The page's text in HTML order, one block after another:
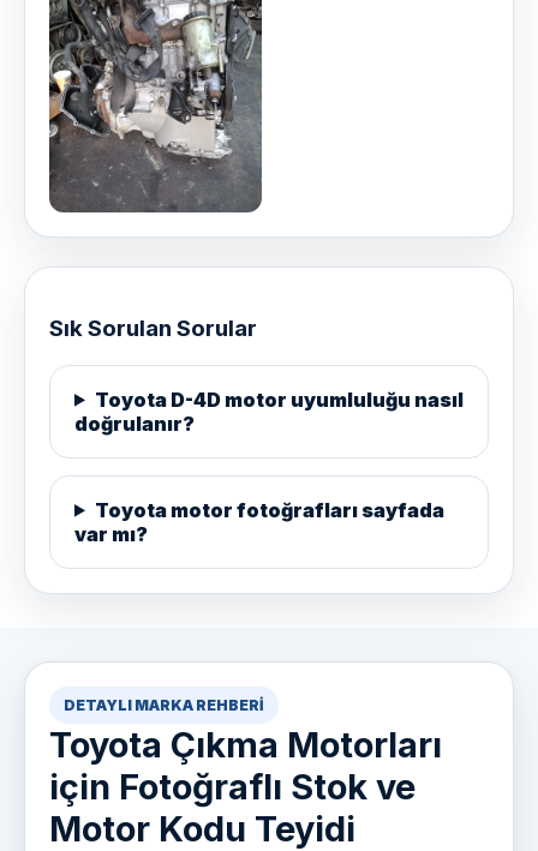
Sık Sorulan Sorular
Toyota D-4D motor uyumluluğu nasıl
doğrulanır?
Toyota motor fotoğrafları sayfada
var mı?
DETAYLI MARKA REHBERI
Toyota Çıkma Motorları
için Fotoğraflı Stok ve
Motor Kodu Teyidi